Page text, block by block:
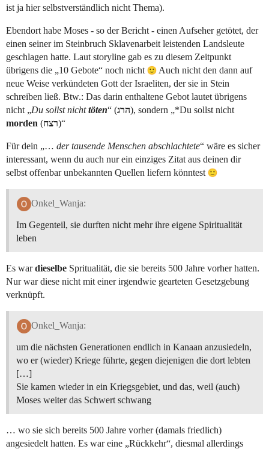
ist ja hier selbstverständlich nicht Thema).
Ebendort habe Moses - so der Bericht - einen Aufseher getötet, der
einen seiner im Steinbruch Sklavenarbeit leistenden Landsleute
geschlagen hatte. Laut storyline gab es zu diesem Zeitpunkt
übrigens die „10 Gebote“ noch nicht
Auch nicht den dann auf
neue Weise verkündeten Gott der Israeliten, der sie in Stein
schreiben ließ. Btw.: Das darin enthaltene Gebot lautet übrigens
nicht „Du sollst nichttöten“ (הרג), sondern „*Du sollst nicht
morden (רצח)“
Für dein „… der tausende Menschen abschlachtete“ wäre es sicher
interessant, wenn du auch nur ein einziges Zitat aus deinen dir
selbst offenbar unbekannten Quellen liefern könntest
Onkel_Wanja:
Im Gegenteil, sie durften nicht mehr ihre eigene Spiritualität
leben
Es wardieselbe Spritualität, die sie bereits 500 Jahre vorher hatten.
Nur war diese nicht mit einer irgendwie gearteten Gesetzgebung
verknüpft.
Onkel_Wanja:
um die nächsten Generationen endlich in Kanaan anzusiedeln,
wo er (wieder) Kriege führte, gegen diejenigen die dort lebten
[…]
Sie kamen wieder in ein Kriegsgebiet, und das, weil (auch)
Moses weiter das Schwert schwang
… wo sie sich bereits 500 Jahre vorher (damals friedlich)
angesiedelt hatten. Es war eine „Rückkehr“, diesmal allerdings